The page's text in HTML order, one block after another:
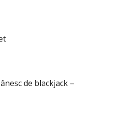
de blackjack –